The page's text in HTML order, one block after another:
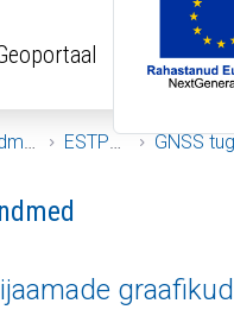
ESTPOS GNSS
Ruumiandmed
graafikud